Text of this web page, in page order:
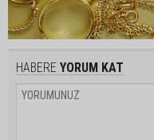
HABERE YORUM KAT